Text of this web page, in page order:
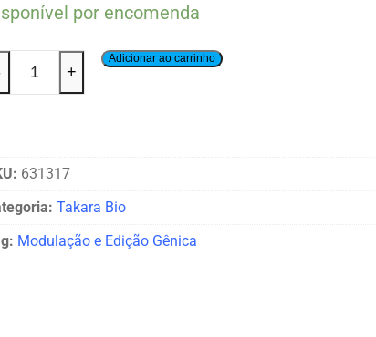
por encomenda
+
Adicionar ao carrinho
631317
Takara Bio
Modulação e Edição Gênica